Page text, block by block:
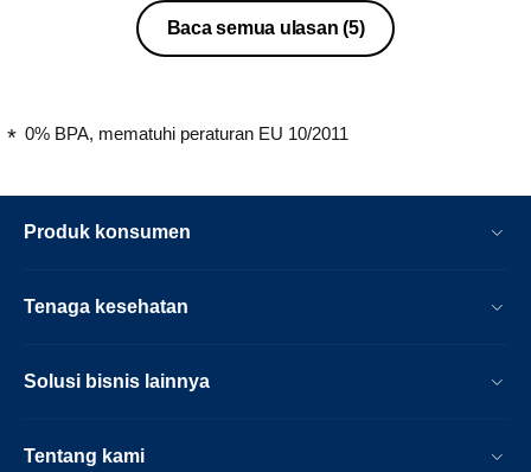
Baca semua ulasan(5)
0% BPA, mematuhi peraturan EU 10/2011
Produk konsumen
Tenaga kesehatan
Solusi bisnis lainnya
Tentang kami